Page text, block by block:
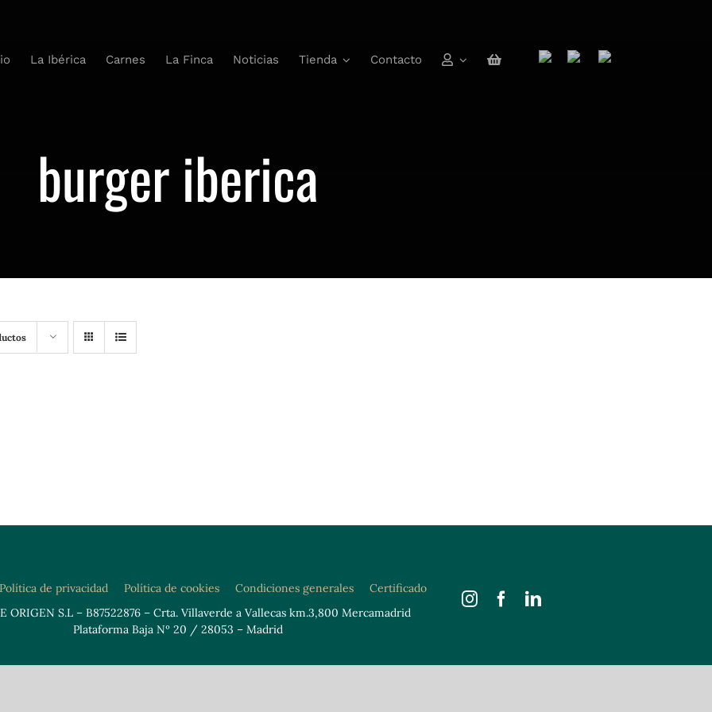
La Ibérica Carnes La Finca Noticias Tienda Contacto
burger iberica
Política de privacidad Política de cookies Condiciones generales
Certificado
ORIGEN S.L – B87522876 – Crta. Villaverde a Vallecas km.3,800 Mercamadrid
Plataforma Baja Nº 20 / 28053 – Madrid